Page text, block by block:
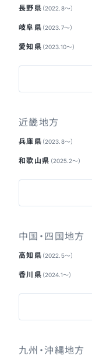
長野県 （2022.8〜）
岐阜県 （2023.7〜）
愛知県 （2023.10〜）
近畿地方
兵庫県 （2023.8〜）
和歌山県 （2025.2〜）
中国・四国地方
高知県 （2022.5〜）
香川県 （2024.1〜）
九州・沖縄地方